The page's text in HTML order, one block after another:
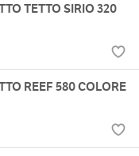
TETTO SIRIO 320
REEF 580 COLORE